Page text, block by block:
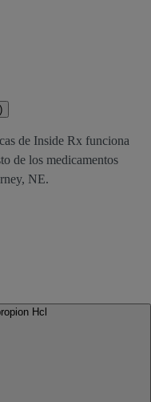
de Inside Rx funciona
de los medicamentos
NE.